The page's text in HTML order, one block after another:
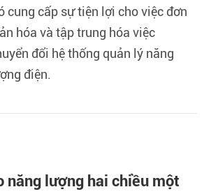
cung cấp sự tiện lợi cho việc đơn
hóa và tập trung hóa việc
đổi hệ thống quản lý năng
điện.
năng lượng hai chiều một